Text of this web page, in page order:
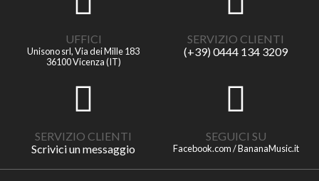
UFFICI
Unisono srl, Via dei Mille 183
36100 Vicenza (IT)
SERVIZIO CLIENTI
(+39) 0444 134 3209
SERVIZIO CLIENTI
Scrivici un messaggio
SEGUICI SU
Facebook.com / BananaMusic.it